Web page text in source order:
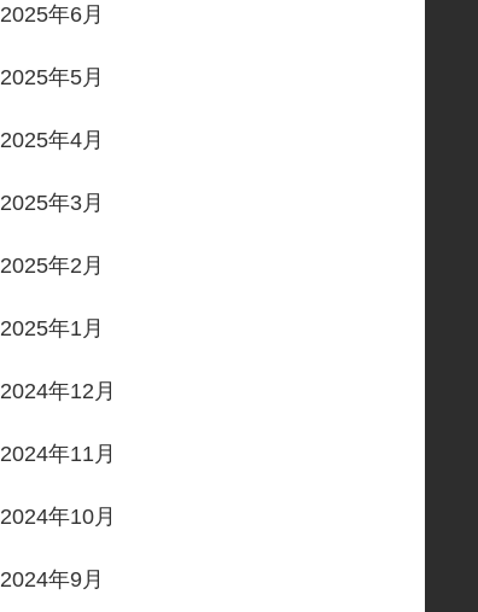
2025年6月
2025年5月
2025年4月
2025年3月
2025年2月
2025年1月
2024年12月
2024年11月
2024年10月
2024年9月